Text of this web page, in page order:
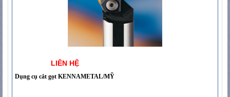
LIÊN HỆ
Dụng cụ cắt gọt KENNAMETAL/MỸ